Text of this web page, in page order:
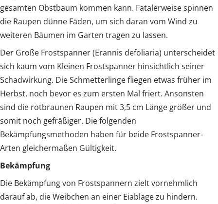
gesamten Obstbaum kommen kann. Fatalerweise spinnen
die Raupen dünne Fäden, um sich daran vom Wind zu
weiteren Bäumen im Garten tragen zu lassen.
Der Große Frostspanner (Erannis defoliaria) unterscheidet
sich kaum vom Kleinen Frostspanner hinsichtlich seiner
Schadwirkung. Die Schmetterlinge fliegen etwas früher im
Herbst, noch bevor es zum ersten Mal friert. Ansonsten
sind die rotbraunen Raupen mit 3,5 cm Länge größer und
somit noch gefräßiger. Die folgenden
Bekämpfungsmethoden haben für beide Frostspanner-
Arten gleichermaßen Gültigkeit.
Bekämpfung
Die Bekämpfung von Frostspannern zielt vornehmlich
darauf ab, die Weibchen an einer Eiablage zu hindern.